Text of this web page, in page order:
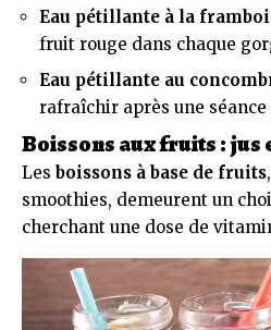
Eau pétillante à la
fruit rouge dans chaque
Eau pétillante au
rafraîchir après une séance
Boissons aux fruits : jus
Les boissons à base de fruits
smoothies, demeurent un
cherchant une dose de